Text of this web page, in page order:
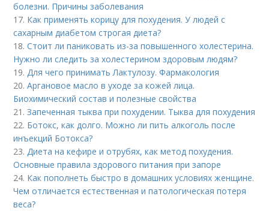
болезни. Причины заболевания
17. Как применять корицу для похудения. У людей с
сахарным диабетом строгая диета?
18.Стоит ли паниковать из-за повышенного холестерина.
Нужно ли следить за холестерином здоровым людям?
19.Для чего принимать Лактулозу. Фармакология
20.Аргановое масло в уходе за кожей лица.
Биохимический состав и полезные свойства
21.Запеченная тыква при похудении. Тыква для похудения
22. Ботокс, как долго. Можно ли пить алкоголь после
инъекций Ботокса?
23.Диета на кефире и отрубях, как метод похудения.
Основные правила здорового питания при запоре
24. Как пополнеть быстро в домашних условиях женщине.
Чем отличается естественная и патологическая потеря
веса?